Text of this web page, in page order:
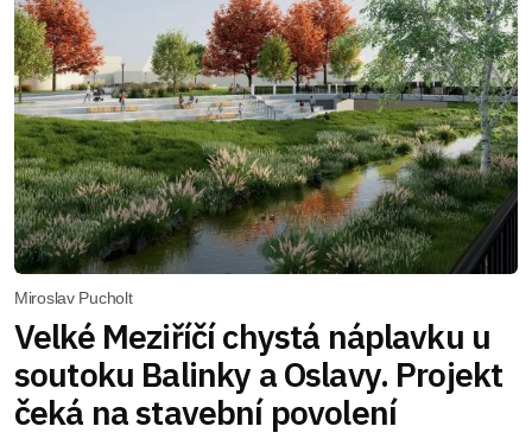
Miroslav Pucholt
Velké Meziříčí chystá náplavku u
soutoku Balinky a Oslavy. Projekt
čeká na stavební povolení